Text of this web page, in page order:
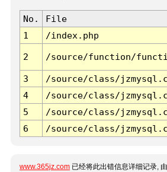
No. File
1
/index.php
2 /source/function/
3 /source/class/
4
/source/class/
5
/source/class/
6
/source/class/
www.365jz.com 已经将此出错信息详细记录,